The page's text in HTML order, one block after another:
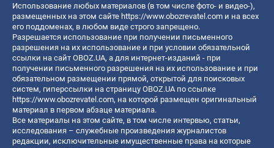
Использование любых материалов (в том числе фото- и видео-),
размещенных на этом сайте https://www.obozrevatel.com и на всех
его поддоменах, в любом виде строго запрещено.
Разрешается использование при получении письменного
разрешения на их использование и при условии обязательной
ссылки на сайт OBOZ.UA, а для интернет-изданий - при
получении письменного разрешения на их использование и при
обязательном размещении прямой, открытой для поисковых
систем, гиперссылки на страницу OBOZ.UA по ссылке
https://www.obozrevatel.com, на которой размещен оригинальный
материал в первом абзаце материала.
Все материалы на этом сайте, в том числе интервью, статьи,
исследования – служебные произведения журналистов
редакции, исключительные имущественные права на которые